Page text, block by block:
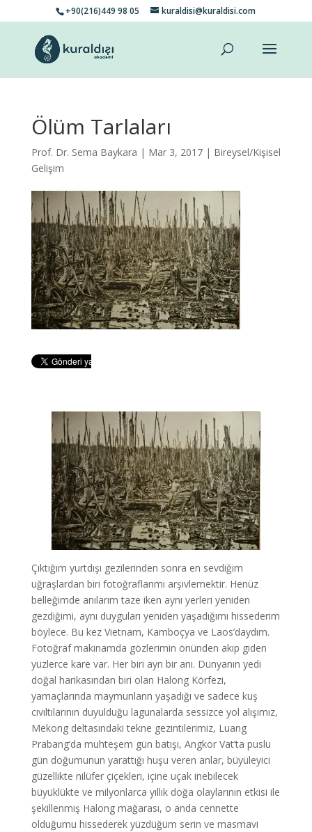
+90(216)449 98 05 kuraldisi@kuraldisi.com
Ölüm Tarlaları
Prof. Dr. Sema Baykara | Mar 3, 2017 | Bireysel/Kişisel
Gelişim
Çıktığım yurtdışı gezilerinden sonra en sevdiğim
uğraşlardan biri fotoğraflarımı arşivlemektir. Henüz
belleğimde anılarım taze iken aynı yerleri yeniden
gezdiğimi, aynı duyguları yeniden yaşadığımı hissederim
böylece. Bu kez Vietnam, Kamboçya ve Laos’daydım.
Fotoğraf makinamda gözlerimin önünden akıp giden
yüzlerce kare var. Her biri ayrı bir anı. Dünyanın yedi
doğal harikasından biri olan Halong Körfezi,
yamaçlarında maymunların yaşadığı ve sadece kuş
cıvıltılarının duyulduğu lagunalarda sessizce yol alışımız,
Mekong deltasındaki tekne gezintilerimiz, Luang
Prabang’da muhteşem gün batışı, Angkor Vat’ta puslu
gün doğumunun yarattığı huşu veren anlar, büyüleyici
güzellikte nilüfer çiçekleri, içine uçak inebilecek
büyüklükte ve milyonlarca yıllık doğa olaylarının etkisi ile
şekillenmiş Halong mağarası, o anda cennette
olduğumu hissederek yüzdüğüm serin ve masmavi